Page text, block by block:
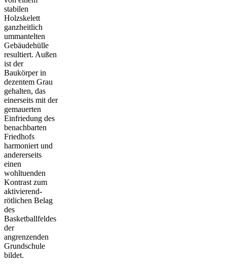
stabilen
Holzskelett
ganzheitlich
ummantelten
Gebäudehülle
resultiert. Außen
ist der
Baukörper in
dezentem Grau
gehalten, das
einerseits mit der
gemauerten
Einfriedung des
benachbarten
Friedhofs
harmoniert und
andererseits
einen
wohltuenden
Kontrast zum
aktivierend-
rötlichen Belag
des
Basketballfeldes
der
angrenzenden
Grundschule
bildet.